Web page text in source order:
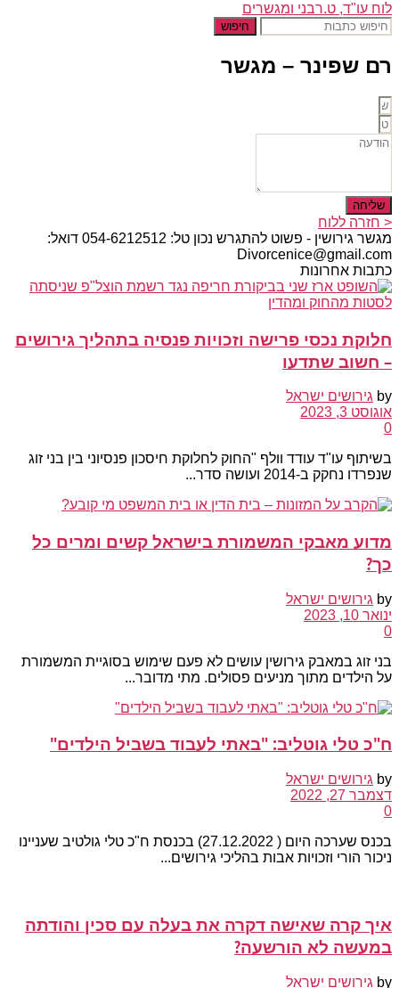
לוח עו"ד, ט.רבני ומגשרים
חיפוש
רם שפינר – מגשר
שליחה
< חזרה ללוח
מגשר גירושין - פשוט להתגרש נכון טל: 054-6212512 דואל:
Divorcenice@gmail.com
כתבות אחרונות
חלוקת נכסי פרישה וזכויות פנסיה בתהליך גירושים
– חשוב שתדעו
by גירושים ישראל
אוגוסט 3, 2023
0
בשיתוף עו"ד עודד וולף "החוק לחלוקת חיסכון פנסיוני בין בני זוג
שנפרדו נחקק ב-2014 ועושה סדר...
מדוע מאבקי המשמורת בישראל קשים ומרים כל
כך?
by גירושים ישראל
ינואר 10, 2023
0
בני זוג במאבק גירושין עושים לא פעם שימוש בסוגיית המשמורת
על הילדים מתוך מניעים פסולים. מתי מדובר...
ח"כ טלי גוטליב: "באתי לעבוד בשביל הילדים"
by גירושים ישראל
דצמבר 27, 2022
0
בכנס שערכה היום ( 27.12.2022) בכנסת ח"כ טלי גולטיב שעניינו
ניכור הורי וזכויות אבות בהליכי גירושים...
איך קרה שאישה דקרה את בעלה עם סכין והודתה
במעשה לא הורשעה?
by גירושים ישראל